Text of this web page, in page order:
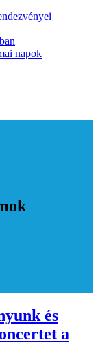
napok
és
a